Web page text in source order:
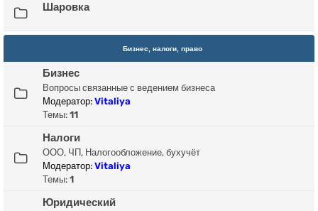
Шаровка
Бизнес, налоги, право
Бизнес
Вопросы связанные с ведением бизнеса
Модератор: Vitaliya
Темы: 11
Налоги
ООО, ЧП, Налогообложение, бухучёт
Модератор: Vitaliya
Темы: 1
Юридический